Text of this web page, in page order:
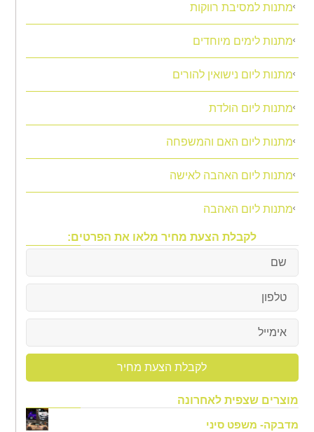
מתנות למסיבת רווקות
מתנות לימים מיוחדים
מתנות ליום נישואין להורים
מתנות ליום הולדת
מתנות ליום האם והמשפחה
מתנות ליום האהבה לאישה
מתנות ליום האהבה
לקבלת הצעת מחיר מלאו את הפרטים:
לקבלת הצעת מחיר
מוצרים שצפית לאחרונה
מדבקה- משפט סיני